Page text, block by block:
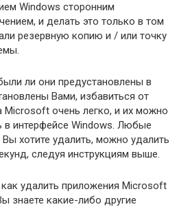
Windows сторонним
и делать это только в том
резервную копию и / или точку
ли они предустановлены в
Вами, избавиться от
Microsoft очень легко, и их можно
в интерфейсе Windows. Любые
хотите удалить, можно удалить
следуя инструкциям выше.
удалить приложения Microsoft
знаете какие-либо другие